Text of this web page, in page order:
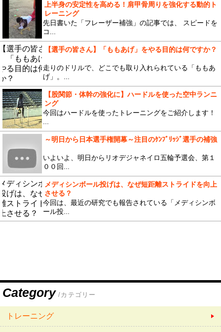
上半身の安定性を高める！肩甲骨周りを強化する動的ト
レーニング
先日書いた「フレーザー補強」の記事では、 スピードを
コ...
【選手の皆さん】「ももあげ」をやる目的は何ですか？
走りのドリルで、どこでも取り入れられている「ももあ
げ」。...
【股関節・体幹の強化に】ハードルを使った空中ランニ
ング
今回はハードルを使ったトレーニングをご紹介します！
～明日から日本選手権開幕～注目のｹﾝﾌﾞﾘｯｼﾞ選手の補強
いよいよ、明日からリオデジャネイロ五輪予選会、第１
００回...
メディシンボール投げは、なぜ短距離ストライドを向上
させる？
今回は、最近の研究でも報告されている「メディシンボ
ール投...
Category /カテゴリー
トレーニング